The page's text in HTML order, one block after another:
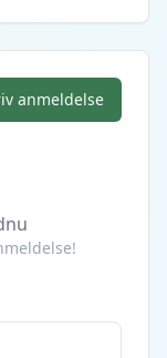
anmeldelse